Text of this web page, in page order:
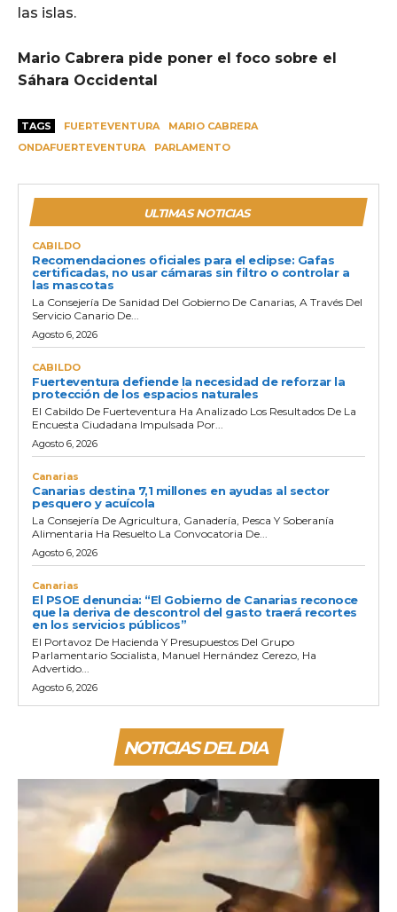
las islas.
Mario Cabrera pide poner el foco sobre el
Sáhara Occidental
TAGS FUERTEVENTURA
MARIO CABRERA
ONDAFUERTEVENTURA
PARLAMENTO
ULTIMAS NOTICIAS
CABILDO
Recomendaciones oficiales para el eclipse: Gafas
certificadas, no usar cámaras sin filtro o controlar a
las mascotas
La Consejería De Sanidad Del Gobierno De Canarias, A Través Del
Servicio Canario De...
Agosto 6, 2026
CABILDO
Fuerteventura defiende la necesidad de reforzar la
protección de los espacios naturales
El Cabildo De Fuerteventura Ha Analizado Los Resultados De La
Encuesta Ciudadana Impulsada Por...
Agosto 6, 2026
Canarias
Canarias destina 7,1 millones en ayudas al sector
pesquero y acuícola
La Consejería De Agricultura, Ganadería, Pesca Y Soberanía
Alimentaria Ha Resuelto La Convocatoria De...
Agosto 6, 2026
Canarias
El PSOE denuncia: “El Gobierno de Canarias reconoce
que la deriva de descontrol del gasto traerá recortes
en los servicios públicos”
El Portavoz De Hacienda Y Presupuestos Del Grupo
Parlamentario Socialista, Manuel Hernández Cerezo, Ha
Advertido...
Agosto 6, 2026
NOTICIAS DEL DIA